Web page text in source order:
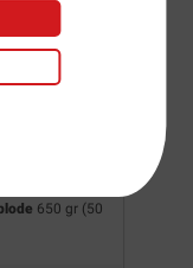
650 gr (50